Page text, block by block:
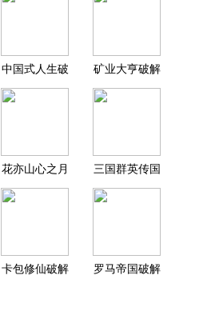
中国式人生破
解版内置作弊
矿业大亨破解
版无限钞票版
花亦山心之月
破解版最新版
三国群英传国
战版破解版无
卡包修仙破解
罗马帝国破解